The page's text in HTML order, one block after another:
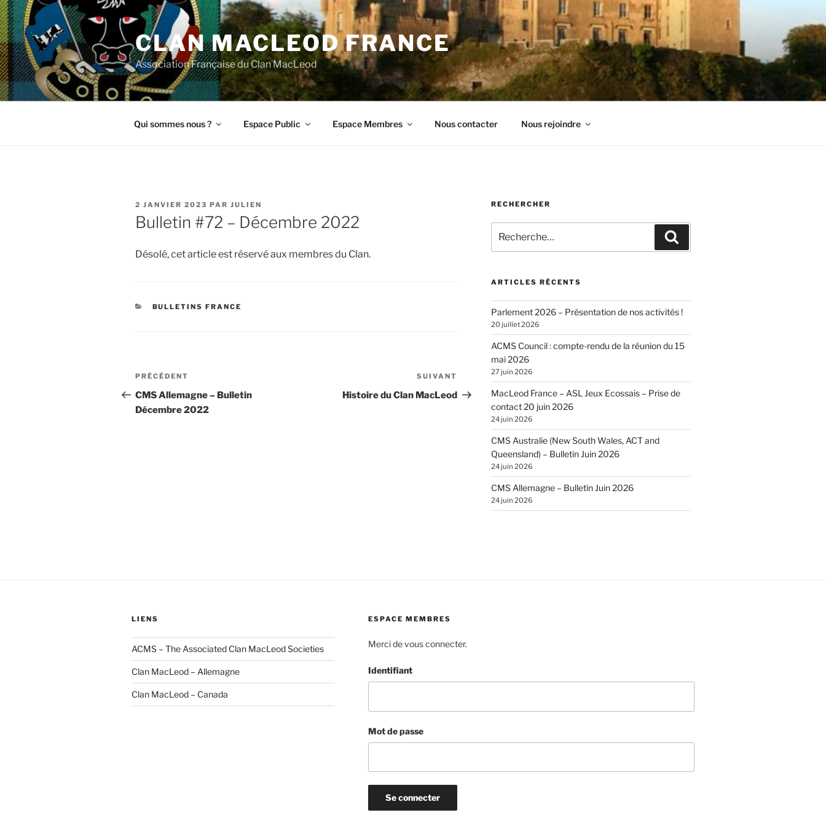
Aller
au
contenu
principal
CLAN MACLEOD FRANCE
Association Française du Clan MacLeod
Qui sommes nous ? Espace Public Espace Membres Nous contacter Nous rejoindre
PUBLIÉ
LE
2 JANVIER 2023 PAR JULIEN
Bulletin #72 – Décembre 2022
Désolé, cet article est réservé aux membres du Clan.
CATÉGORIES
BULLETINS FRANCE
Navigation
de
l’article
Article
précédent
PRÉCÉDENT
CMS Allemagne – Bulletin
Décembre 2022
suivant
SUIVANT
Histoire du Clan MacLeod
RECHERCHER
pour
:
ARTICLES RÉCENTS
Parlement 2026 – Présentation de nos activités !
20 juillet 2026
ACMS Council : compte-rendu de la réunion du 15
mai 2026
27 juin 2026
MacLeod France – ASL Jeux Ecossais – Prise de
contact 20 juin 2026
24 juin 2026
CMS Australie (New South Wales, ACT and
Queensland) – Bulletin Juin 2026
24 juin 2026
CMS Allemagne – Bulletin Juin 2026
24 juin 2026
LIENS
ACMS – The Associated Clan MacLeod Societies
Clan MacLeod – Allemagne
Clan MacLeod – Canada
ESPACE MEMBRES
Merci de vous connecter.
Identifiant
Mot de passe